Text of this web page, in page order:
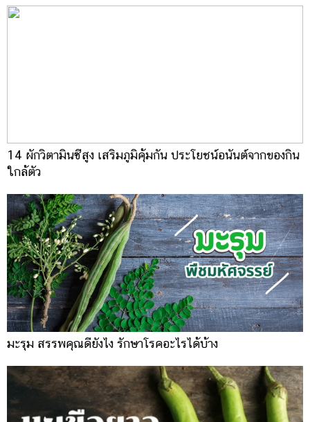
14 ผักวิตามินซีสูง เสริมภูมิคุ้มกัน ประโยชน์อนันต์จากของกิน
ใกล้ตัว
มะรุม สรรพคุณดียังไง รักษาโรคอะไรได้บ้าง